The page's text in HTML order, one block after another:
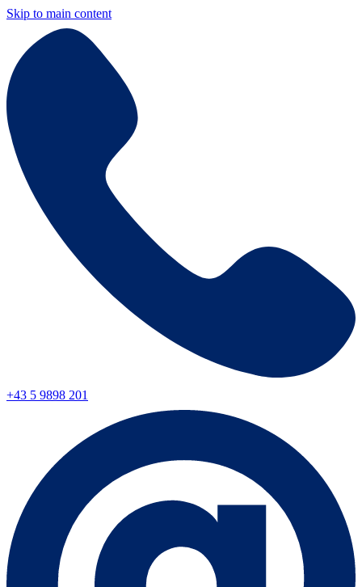
Skip to main content
+43 5 9898 201